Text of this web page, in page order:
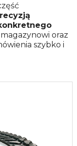
oraz
szybko i